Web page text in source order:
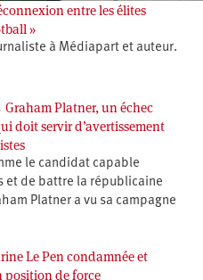
entre les élites
»
à Médiapart et auteur.
Graham Platner, un échec
doit servir d’avertissement
le candidat capable
et de battre la républicaine
Platner a vu sa campagne
Le Pen condamnée et
position de force